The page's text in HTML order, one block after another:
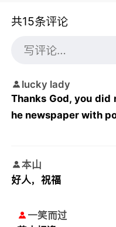
共15条评论
lucky lady
Thanks God, you
he newspaper with
本山
好人，祝福
一笑而过